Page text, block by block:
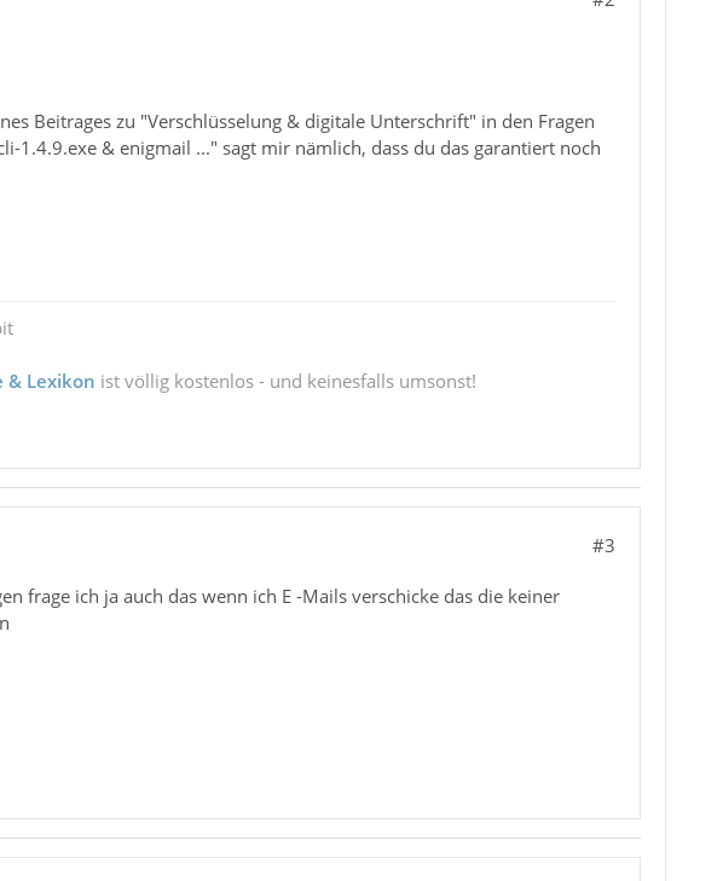
Beitrages zu "Verschlüsselung & digitale Unterschrift" in den Fragen
1.4.9.exe & enigmail ..." sagt mir nämlich, dass du das garantiert noch
& Lexikon ist völlig kostenlos - und keinesfalls umsonst!
#3
frage ich ja auch das wenn ich E -Mails verschicke das die keiner